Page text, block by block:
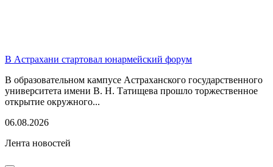
В Астрахани стартовал юнармейский форум
В образовательном кампусе Астраханского государственного
университета имени В. Н. Татищева прошло торжественное
открытие окружного...
06.08.2026
Лента новостей